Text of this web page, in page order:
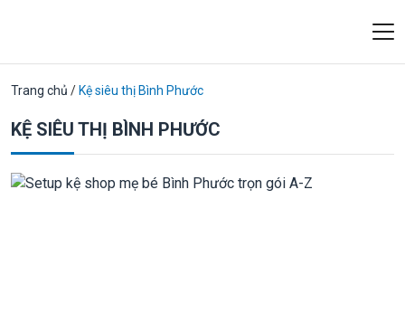
Trang chủ / Kệ siêu thị Bình Phước
KỆ SIÊU THỊ BÌNH PHƯỚC